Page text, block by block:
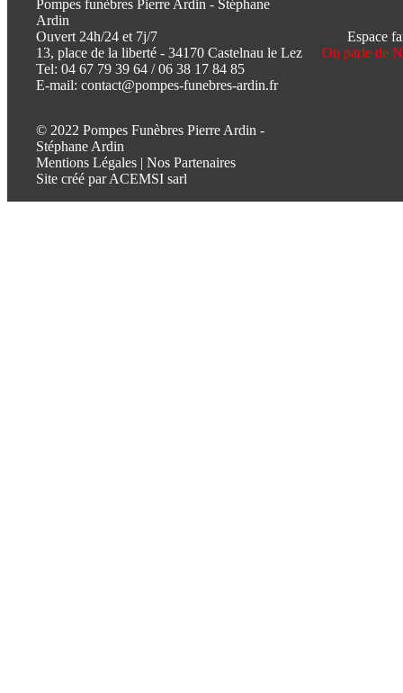
Pompes funèbres Pierre Ardin - Stéphane
Ardin
Ouvert 24h/24 et 7j/7
13, place de la liberté - 34170 Castelnau le Lez
Tel: 04 67 79 39 64 /06 38 17 84 85
E-mail: contact@pompes-funebres-ardin.fr
Espace
On parle de
© 2022 Pompes Funèbres Pierre Ardin -
Stéphane Ardin
Mentions Légales | Nos Partenaires
Site créé parACEMSI sarl